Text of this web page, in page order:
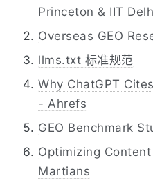
Princeton & IIT
Overseas GEO
llms.txt 标准规范
Why ChatGPT
- Ahrefs
GEO Benchmark
Optimizing
Martians